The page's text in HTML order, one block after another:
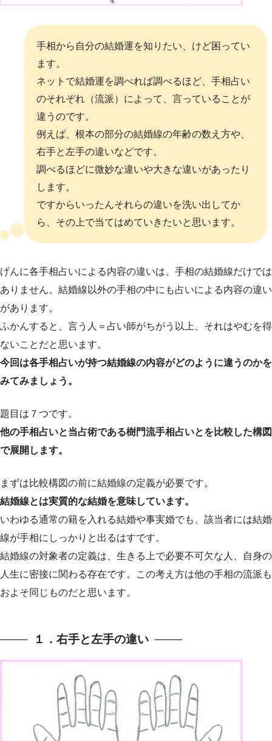
手相から自分の結婚運を知りたい、けど困ってい
ます。
ネットで結婚運を調べれば調べるほど、手相占い
のそれぞれ（流派）によって、言っていることが
違うのです。
例えば、根本の部分の結婚線の年齢の数え方や、
右手と左手の違いなどです。
調べるほどに微妙な違いや大きな違いがあったり
します。
ですからいったんそれらの違いを洗い出してか
ら、その上で当てはめていきたいと思います。
げんに各手相占いによる内容の違いは、手相の結婚線だけでは
ありません。結婚線以外の手相の中にも占いによる内容の違い
があります。
ふかんすると、言う人＝占い師がちがう以上、それはやむを得
ないことだと思います。
今回は各手相占いが持つ結婚線の内容がどのように違うのかを
みてみましょう。
題目は７つです。
他の手相占いと当占術である樹門流手相占いとを比較した構図
で展開します。
まずは比較構図の前に結婚線の定義が必要です。
結婚線とは実質的な結婚を意味しています。
いわゆる通常の籍を入れる結婚や事実婚でも、該当者には結婚
線が手相にしっかりと出るはすです。
結婚線の対象者の定義は、生きる上で必要不可欠な人、自身の
人生に密接に関わる存在です。この考え方は他の手相の流派も
およそ同じものだと思います。
１．右手と左手の違い